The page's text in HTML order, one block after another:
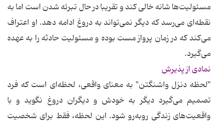
مسئولیت‌ها شانه خالی کند و تقریبا در حال تبرئه شدن است اما به
نقطه‌ای می‌رسد که دیگر نمی‌تواند به دروغ ادامه دهد. او اعتراف
می‌کند که در زمان پرواز مست بوده و مسئولیت حادثه را به عهده
می‌گیرد.
نمادی از پذیرش
"لحظه دنزل واشنگتن" به معنای واقعی، لحظه‌ای است که فرد
تصمیم می‌گیرد دیگر به خودش و دیگران دروغ نگوید و با
واقعیت‌های زندگی روبه‌رو شود. این لحظه، فقط برای شخصیت